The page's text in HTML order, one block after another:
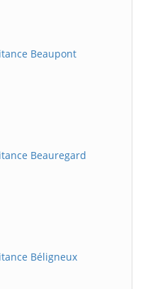
Beaupont
Beauregard
Béligneux